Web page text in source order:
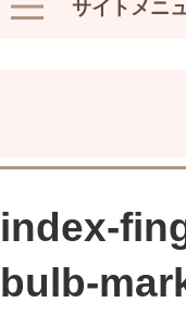
サイトメニ
index-
bulb-